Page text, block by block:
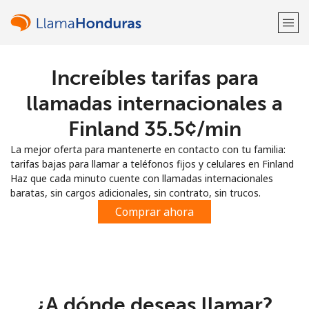
¡Bienvenido!
Regístrate con
Increíbles tarifas para
llamadas internacionales a
Finland ⁦35.5¢⁩/min
La mejor oferta para mantenerte en contacto con tu familia:
tarifas bajas para llamar a teléfonos fijos y celulares en Finland
Haz que cada minuto cuente con llamadas internacionales
baratas, sin cargos adicionales, sin contrato, sin trucos.
Comprar ahora